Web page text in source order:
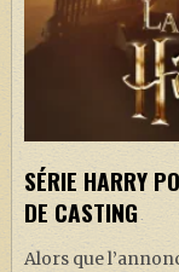
SÉRIE HARRY
DE CASTING
Alors que